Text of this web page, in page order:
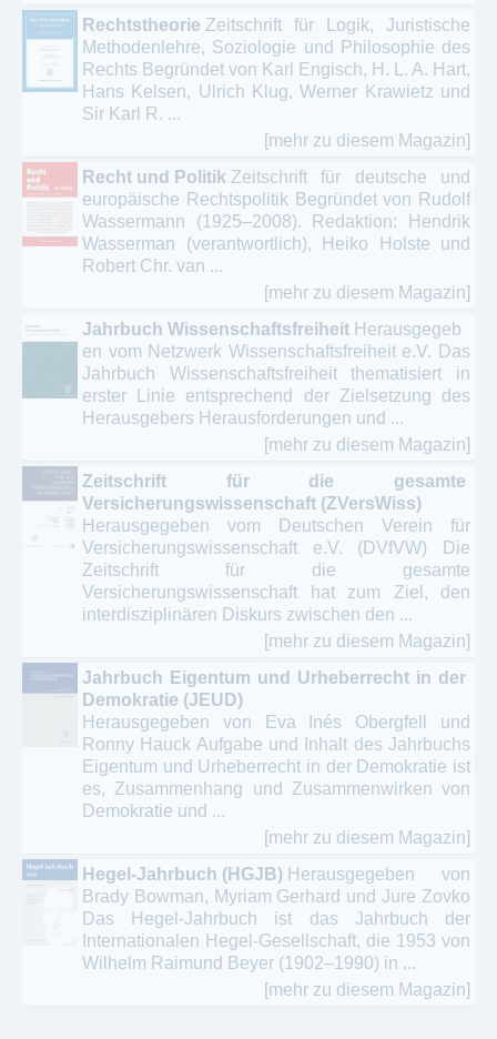
Rechtstheorie Zeitschrift für Logik, Juristische
Methodenlehre, Soziologie und Philosophie des
Rechts Begründet von Karl Engisch, H. L. A. Hart,
Hans Kelsen, Ulrich Klug, Werner Krawietz und
Sir Karl R. ...
[mehr zu diesem Magazin]
Recht und Politik Zeitschrift für deutsche und
europäische Rechtspolitik Begründet von Rudolf
Wassermann (1925–2008). Redaktion: Hendrik
Wasserman (verantwortlich), Heiko Holste und
Robert Chr. van ...
[mehr zu diesem Magazin]
Jahrbuch Wissenschaftsfreiheit Herausgegeb
en vom Netzwerk Wissenschaftsfreiheit e.V. Das
Jahrbuch Wissenschaftsfreiheit thematisiert in
erster Linie entsprechend der Zielsetzung des
Herausgebers Herausforderungen und ...
[mehr zu diesem Magazin]
Zeitschrift für die gesamte
Versicherungswissenschaft (ZVersWiss)
Herausgegeben vom Deutschen Verein für
Versicherungswissenschaft e.V. (DVfVW) Die
Zeitschrift für die gesamte
Versicherungswissenschaft hat zum Ziel, den
interdisziplinären Diskurs zwischen den ...
[mehr zu diesem Magazin]
Jahrbuch Eigentum und Urheberrecht in der
Demokratie (JEUD)
Herausgegeben von Eva Inés Obergfell und
Ronny Hauck Aufgabe und Inhalt des Jahrbuchs
Eigentum und Urheberrecht in der Demokratie ist
es, Zusammenhang und Zusammenwirken von
Demokratie und ...
[mehr zu diesem Magazin]
Hegel-Jahrbuch (HGJB) Herausgegeben von
Brady Bowman, Myriam Gerhard und Jure Zovko
Das Hegel-Jahrbuch ist das Jahrbuch der
Internationalen Hegel-Gesellschaft, die 1953 von
Wilhelm Raimund Beyer (1902–1990) in ...
[mehr zu diesem Magazin]